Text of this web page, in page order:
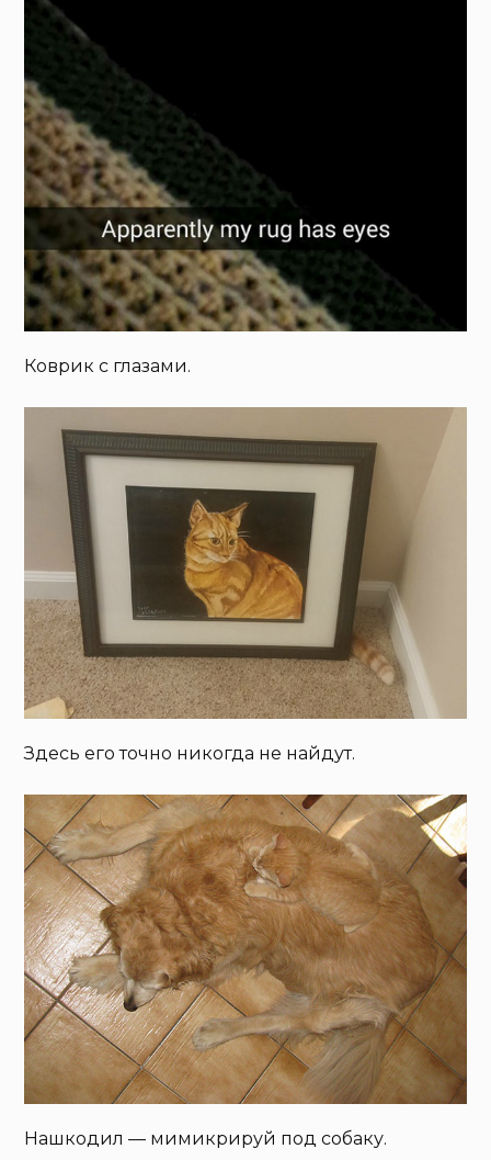
Коврик с глазами.
Здесь его точно никогда не найдут.
Нашкодил — мимикрируй под собаку.